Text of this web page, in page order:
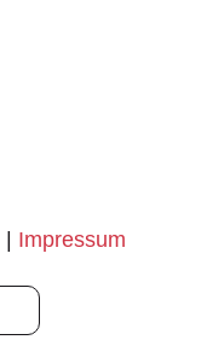
Impressum